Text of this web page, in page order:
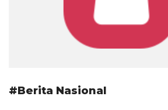
#Berita Nasional